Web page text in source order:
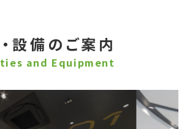
設備のご案内
and Equipment